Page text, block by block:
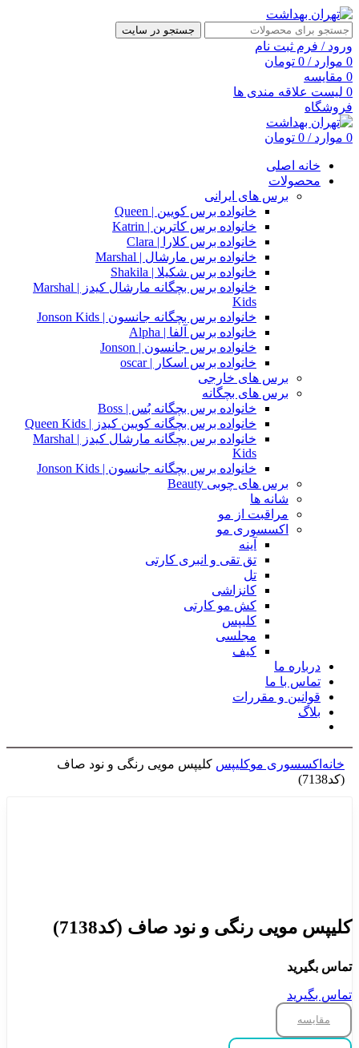
جستجو در سایت
ورود / فرم ثبت نام
0 موارد /
0 تومان
0 مقایسه
0 لیست علاقه مندی ها
فروشگاه
0 موارد /
0 تومان
خانه اصلی
محصولات
برس های ایرانی
خانواده برس کویین | Queen
خانواده برس کاترین | Katrin
خانواده برس کلارا | Clara
خانواده برس مارشال | Marshal
خانواده برس شکیلا | Shakila
خانواده برس بچگانه مارشال کیدز | Marshal
Kids
خانواده برس بچگانه جانسون | Jonson Kids
خانواده برس آلفا | Alpha
خانواده برس جانسون | Jonson
خانواده برس اسکار | oscar
برس های خارجی
برس های بچگانه
خانواده برس بچگانه بُس | Boss
خانواده برس بچگانه کویین کیدز | Queen Kids
خانواده برس بچگانه مارشال کیدز | Marshal
Kids
خانواده برس بچگانه جانسون | Jonson Kids
برس های چوبی Beauty
شانه ها
مراقبت از مو
اکسسوری مو
آینه
تق تقی و انبری کارتی
تل
کانزاشی
کش مو کارتی
کلیپس
مجلسی
کیف
درباره ما
تماس با ما
قوانین و مقررات
بلاگ
خانه اکسسوری موکلیپس
کلیپس مویی رنگی و نود صاف
(کد7138)
کلیپس مویی رنگی و نود صاف (کد7138)
تماس بگیرید
تماس بگیرید
مقایسه